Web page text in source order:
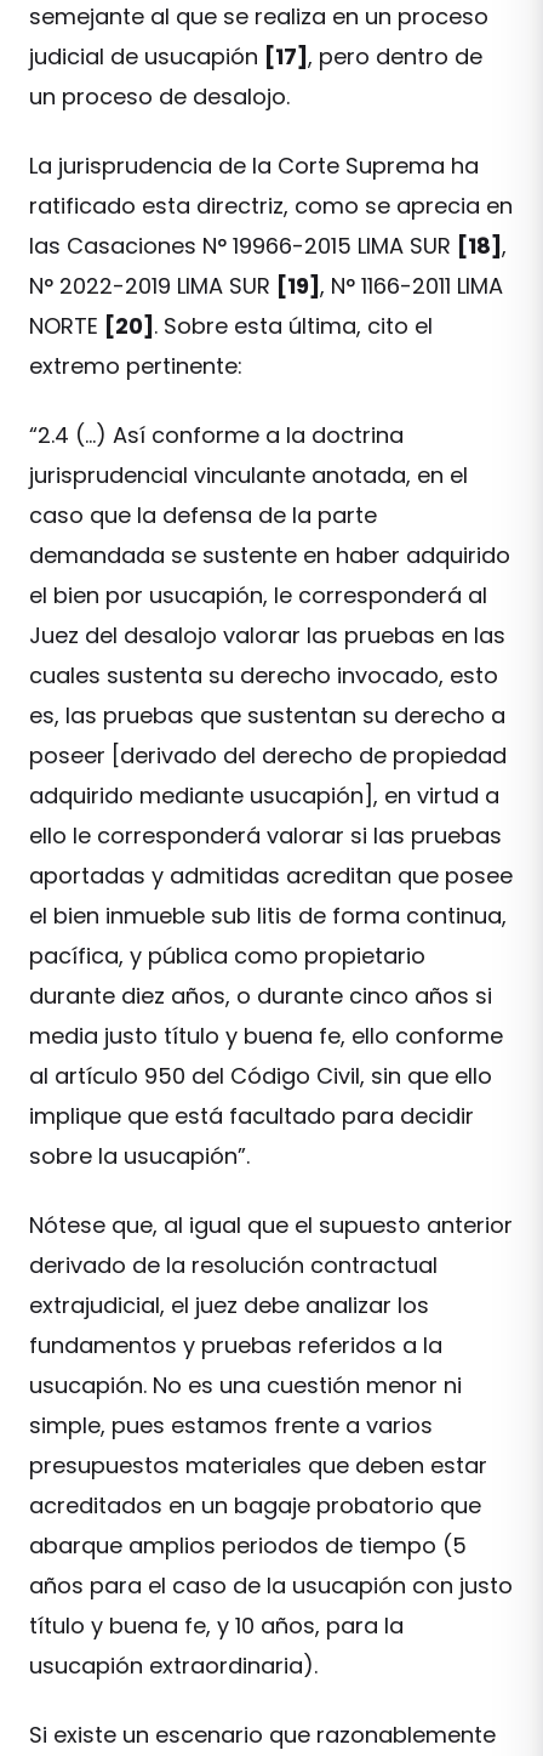
semejante al que se realiza en un proceso
judicial de usucapión [17] , pero dentro de
un proceso de desalojo.
La jurisprudencia de la Corte Suprema ha
ratificado esta directriz, como se aprecia en
las Casaciones N° 19966-2015 LIMA SUR [18] ,
N° 2022-2019 LIMA SUR [19] , N° 1166-2011 LIMA
NORTE [20] . Sobre esta última, cito el
extremo pertinente:
“2.4 (…) Así conforme a la doctrina
jurisprudencial vinculante anotada, en el
caso que la defensa de la parte
demandada se sustente en haber adquirido
el bien por usucapión, le corresponderá al
Juez del desalojo valorar las pruebas en las
cuales sustenta su derecho invocado, esto
es, las pruebas que sustentan su derecho a
poseer [derivado del derecho de propiedad
adquirido mediante usucapión], en virtud a
ello le corresponderá valorar si las pruebas
aportadas y admitidas acreditan que posee
el bien inmueble sub litis de forma continua,
pacífica, y pública como propietario
durante diez años, o durante cinco años si
media justo título y buena fe, ello conforme
al artículo 950 del Código Civil, sin que ello
implique que está facultado para decidir
sobre la usucapión”.
Nótese que, al igual que el supuesto anterior
derivado de la resolución contractual
extrajudicial, el juez debe analizar los
fundamentos y pruebas referidos a la
usucapión. No es una cuestión menor ni
simple, pues estamos frente a varios
presupuestos materiales que deben estar
acreditados en un bagaje probatorio que
abarque amplios periodos de tiempo (5
años para el caso de la usucapión con justo
título y buena fe, y 10 años, para la
usucapión extraordinaria).
Si existe un escenario que razonablemente